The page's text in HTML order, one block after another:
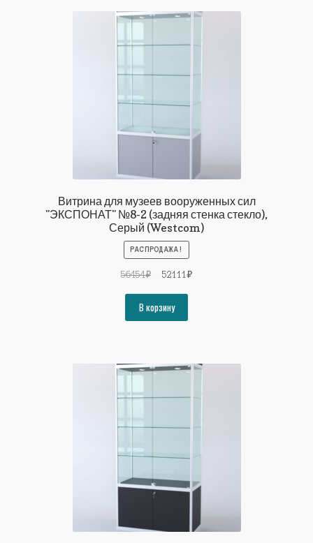
Витрина для музеев вооруженных сил
"ЭКСПОНАТ" №8-2 (задняя стенка стекло),
Серый (Westcom)
РАСПРОДАЖА!
56454₽
Первоначальная
составляла
56454₽.
52111 ₽Текущая
В корзину